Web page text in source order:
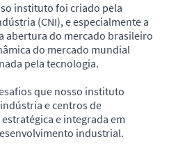
instituto foi criado pela
(CNI), e especialmente a
abertura do mercado brasileiro
do mercado mundial
pela tecnologia.
que nosso instituto
e centros de
e integrada em
industrial.